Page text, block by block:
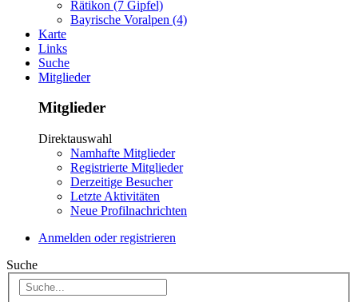
Rätikon (7 Gipfel)
Bayrische Voralpen (4)
Karte
Links
Suche
Mitglieder
Mitglieder
Direktauswahl
Namhafte Mitglieder
Registrierte Mitglieder
Derzeitige Besucher
Letzte Aktivitäten
Neue Profilnachrichten
Anmelden oder registrieren
Suche